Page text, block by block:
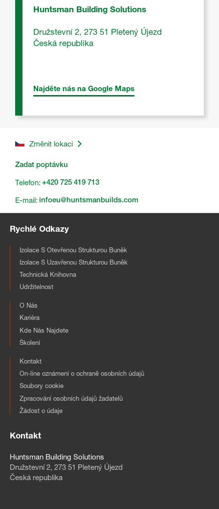
Huntsman Building Solutions
Družstevní 2, 273 51 Pletený Újezd
Česká republika
Najděte nás na Google Maps
Změnit lokaci
Zadat poptávku
Telefon: +420 725 419 713
E-mail: infoeu@huntsmanbuilds.com
Rychlé Odkazy
Izolace S Otevřenou Strukturou Buněk
Izolace S Uzavřenou Strukturou Buněk
Technická Knihovna
Udržitelnost
O Nás
Kariéra
Kde Nás Najdete
Školení
Kontakt
On-line oznámení o ochraně osobních údajů
Soubory cookie
Zpracování osobních údajů žadatelů
Žádost o údaje
Kontakt
Huntsman Building Solutions
Družstevní 2, 273 51 Pletený Újezd
Česká republika